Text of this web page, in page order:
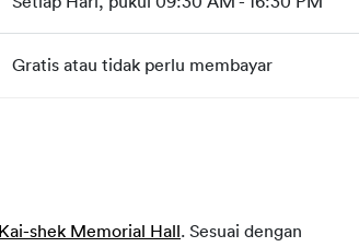
Gratis atau tidak perlu membayar
shek Memorial Hall. Sesuai dengan